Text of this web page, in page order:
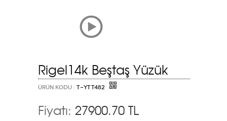
Rigel14k Beştaş Yüzük
ÜRÜN KODU : T-YTT482
Fiyatı: 27900.70 TL